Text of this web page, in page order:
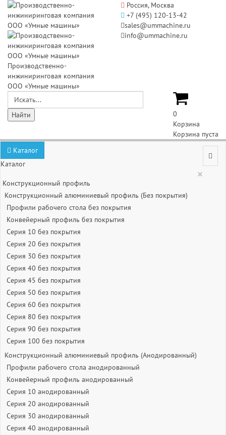
Производственно-
инжиниринговая компания
ООО «Умные машины»
Россия, Москва
+7 (495) 120-13-42
sales@ummachine.ru
info@ummachine.ru
0
Корзина
Корзина пуста
Каталог
Каталог
×
Конструкционный профиль
Конструкционный алюминиевый профиль (Без покрытия)
Профили рабочего стола без покрытия
Конвейерный профиль без покрытия
Серия 10 без покрытия
Серия 20 без покрытия
Серия 30 без покрытия
Серия 40 без покрытия
Серия 45 без покрытия
Серия 50 без покрытия
Серия 60 без покрытия
Серия 80 без покрытия
Серия 90 без покрытия
Серия 100 без покрытия
Конструкционный алюминиевый профиль (Анодированный)
Профили рабочего стола анодированный
Конвейерный профиль анодированный
Серия 10 анодированный
Серия 20 анодированный
Серия 30 анодированный
Серия 40 анодированный